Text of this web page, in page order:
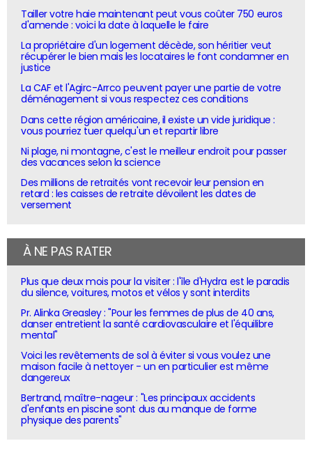
Tailler votre haie maintenant peut vous coûter 750 euros
d'amende : voici la date à laquelle le faire
La propriétaire d'un logement décède, son héritier veut
récupérer le bien mais les locataires le font condamner en
justice
La CAF et l'Agirc-Arrco peuvent payer une partie de votre
déménagement si vous respectez ces conditions
Dans cette région américaine, il existe un vide juridique :
vous pourriez tuer quelqu'un et repartir libre
Ni plage, ni montagne, c'est le meilleur endroit pour passer
des vacances selon la science
Des millions de retraités vont recevoir leur pension en
retard : les caisses de retraite dévoilent les dates de
versement
À NE PAS RATER
Plus que deux mois pour la visiter : l'île d'Hydra est le paradis
du silence, voitures, motos et vélos y sont interdits
Pr. Alinka Greasley : "Pour les femmes de plus de 40 ans,
danser entretient la santé cardiovasculaire et l'équilibre
mental"
Voici les revêtements de sol à éviter si vous voulez une
maison facile à nettoyer - un en particulier est même
dangereux
Bertrand, maître-nageur : "Les principaux accidents
d'enfants en piscine sont dus au manque de forme
physique des parents"